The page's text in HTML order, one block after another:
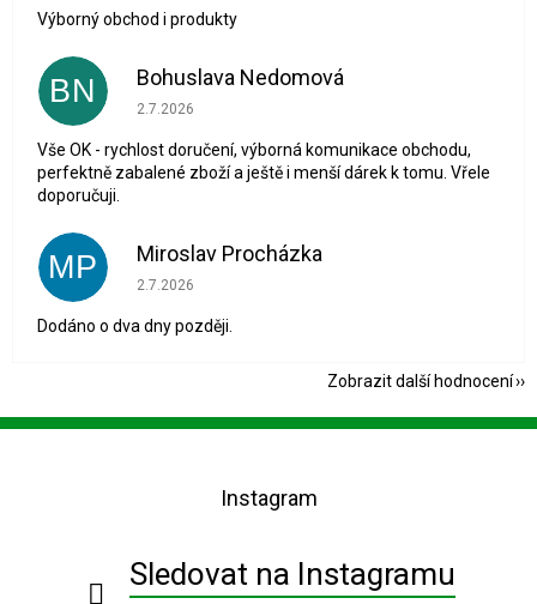
Výborný obchod i produkty
BN Bohuslava Nedomová
Hodnocení obchodu je 5 z 5 hvězdiček.
2.7.2026
Vše OK - rychlost doručení, výborná komunikace obchodu,
perfektně zabalené zboží a ještě i menší dárek k tomu. Vřele
doporučuji.
MP Miroslav Procházka
Hodnocení obchodu je 1 z 5 hvězdiček.
2.7.2026
Dodáno o dva dny později.
Zobrazit další hodnocení
Z
Instagram
Sledovat na Instagramu